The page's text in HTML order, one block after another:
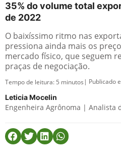
35% do volume total
de 2022
O baixíssimo ritmo nas
pressiona ainda mais os
mercado físico, que seguem
praças de negociação.
Tempo de leitura: 5 minutos | Publicado
Leticia Mocelin
Engenheira Agrônoma | Analista